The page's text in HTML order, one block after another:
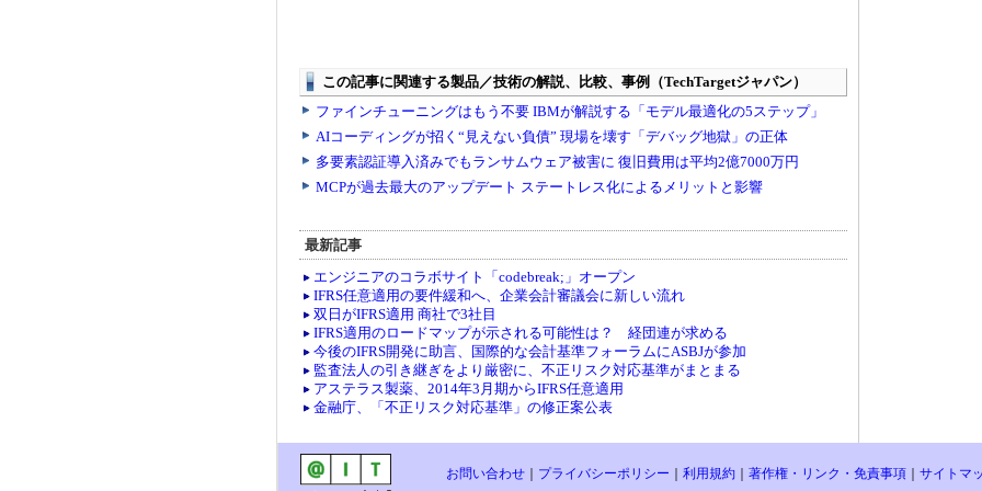
最新記事
エンジニアのコラボサイト「codebreak;」オープン
IFRS任意適用の要件緩和へ、企業会計審議会に新しい流れ
双日がIFRS適用 商社で3社目
IFRS適用のロードマップが示される可能性は？ 経団連が求める
今後のIFRS開発に助言、国際的な会計基準フォーラムにASBJが参加
監査法人の引き継ぎをより厳密に、不正リスク対応基準がまとまる
アステラス製薬、2014年3月期からIFRS任意適用
金融庁、「不正リスク対応基準」の修正案公表
お問い合わせ プライバシーポリシー 利用規約 著作権・リンク・免責事項 サイトマ